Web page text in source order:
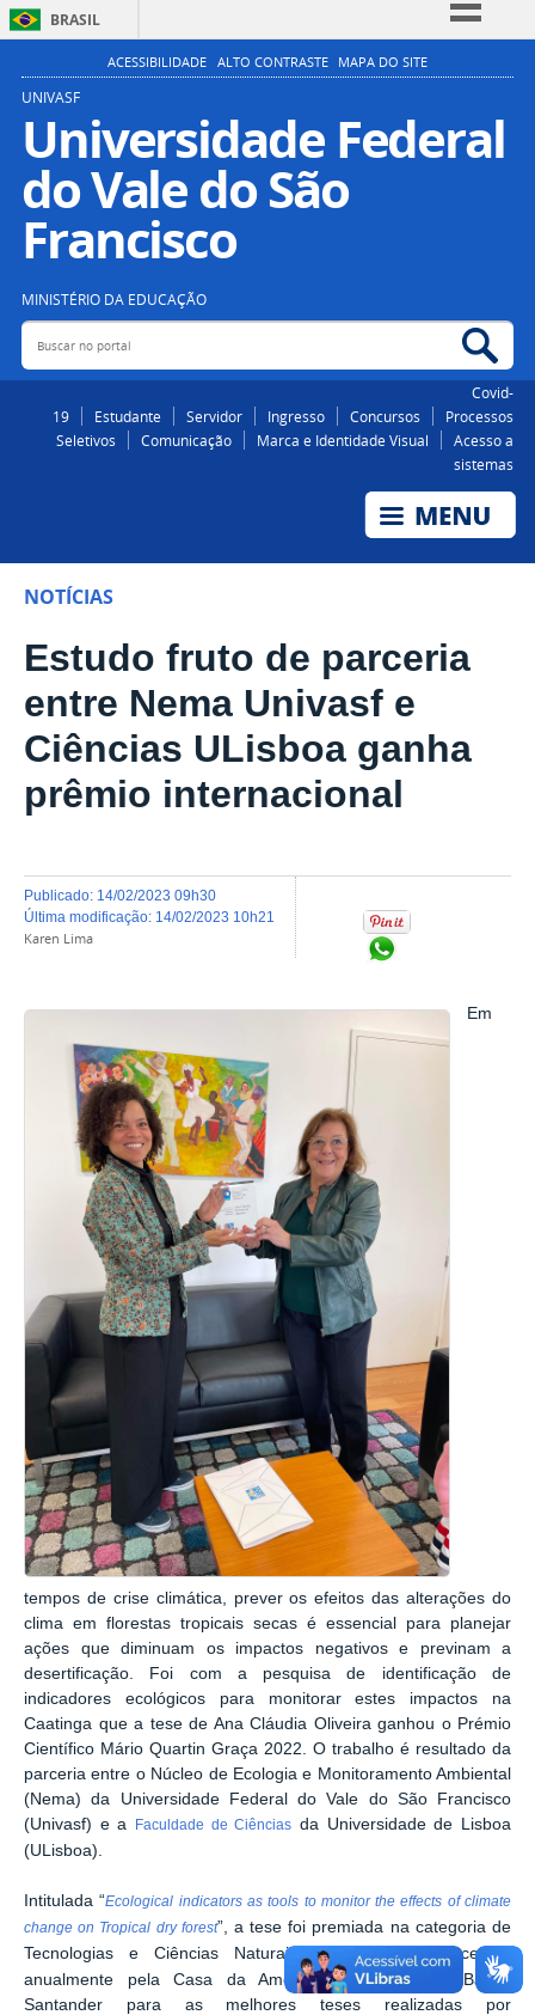
BRASIL
Simplifique!
Participe
Acesso à informação
Legislação
ACESSIBILIDADE ALTO CONTRASTE MAPA DO SITE
UNIVASF
Universidade Federal
do Vale do São
Francisco
MINISTÉRIO DA EDUCAÇÃO
Buscar no portal
Covid-
19
Estudante Servidor Ingresso Concursos
Processos
Seletivos
Comunicação Marca e Identidade Visual
Acesso a
sistemas
NOTÍCIAS
Estudo fruto de parceria
entre Nema Univasf e
Ciências ULisboa ganha
prêmio internacional
publicado: 14/02/2023 09h30
última modificação: 14/02/2023 10h21
Karen Lima
Em
tempos de crise climática, prever os efeitos das alterações do
clima em florestas tropicais secas é essencial para planejar
ações que diminuam os
impactos negativos e previnam a
desertificação. Foi com a pesquisa de identificação de
indicadores ecológicos para monitorar estes impactos na
Caatinga que a tese de Ana Cláudia Oliveira ganhou o Prémio
Científico Mário Quartin Graça 2022. O trabalho é resultado da
parceria entre o Núcleo de Ecologia e Monitoramento Ambiental
(Nema) da Universidade Federal do Vale do São Francisco
(Univasf) e a
Faculdade de Ciências da Universidade de Lisboa
(ULisboa).
Intitulada “Ecological indicators as tools to monitor the effects of climate
change on Tropical dry forest”, a tese foi premiada na categoria de
Tecnologias e Ciências Naturais. O
prêmio
é concedido
anualmente pela Casa da América Latina e pelo Banco
Santander para as melhores teses realizadas por